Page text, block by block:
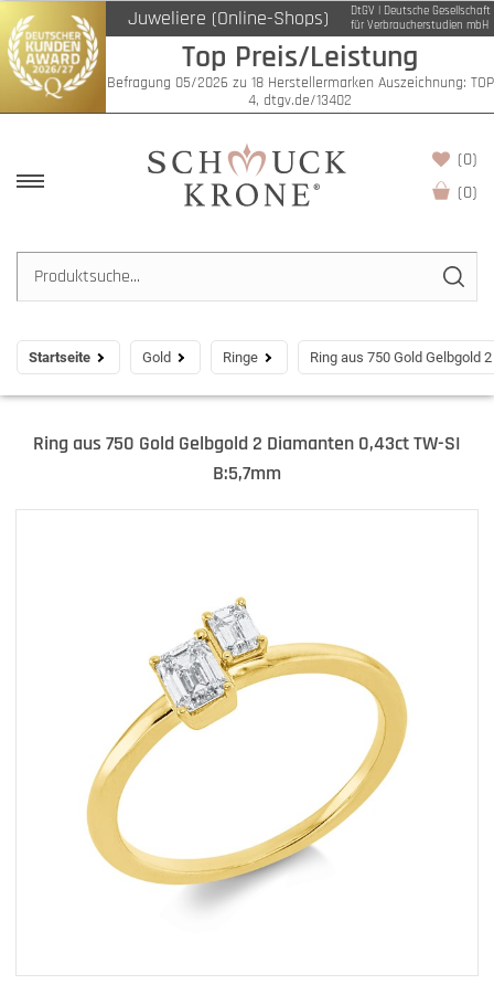
Juweliere (Online-Shops)
DtGV | Deutsche Gesellschaft
für Verbraucherstudien mbH
Top Preis/Leistung
Befragung 05/2026 zu 18 Herstellermarken Auszeichnung: TOP
4, dtgv.de/13402
(0)
(0)
Startseite Gold Ringe Ring aus 750 Gold Gelbgold
Ring aus 750 Gold Gelbgold 2 Diamanten 0,43ct TW-SI
B:5,7mm